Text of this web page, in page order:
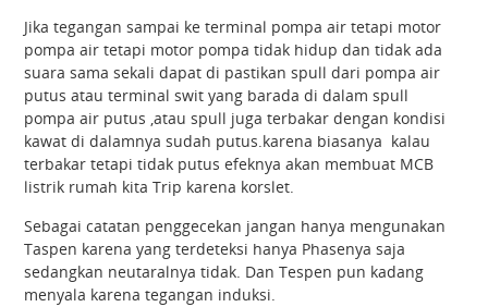
Jika tegangan sampai ke terminal pompa air tetapi motor
pompa air tetapi motor pompa tidak hidup dan tidak ada
suara sama sekali dapat di pastikan spull dari pompa air
putus atau terminal swit yang barada di dalam spull
pompa air putus ,atau spull juga terbakar dengan kondisi
kawat di dalamnya sudah putus.karena biasanya kalau
terbakar tetapi tidak putus efeknya akan membuat MCB
listrik rumah kita Trip karena korslet.
Sebagai catatan penggecekan jangan hanya mengunakan
Taspen karena yang terdeteksi hanya Phasenya saja
sedangkan neutaralnya tidak. Dan Tespen pun kadang
menyala karena tegangan induksi.